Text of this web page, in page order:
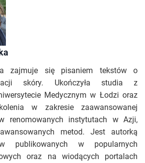
zajmuje się pisaniem tekstów o
skóry. Ukończyła studia z
Medycznym w Łodzi oraz
w zakresie zaawansowanej
renomowanych instytutach w Azji,
metod. Jest autorką
publikowanych w popularnych
oraz na wiodących portalach